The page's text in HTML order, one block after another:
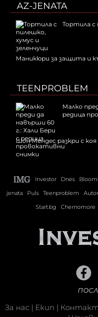
AZ-JENATA
Тортила с
Маникюри за защита и
TEENPROBLEM
Малко
редица
Шон Мендес разкри с
Investor Dnes
jenata
Puls Teenproblem
Start.bg
Chernomore
За нас | Екип |